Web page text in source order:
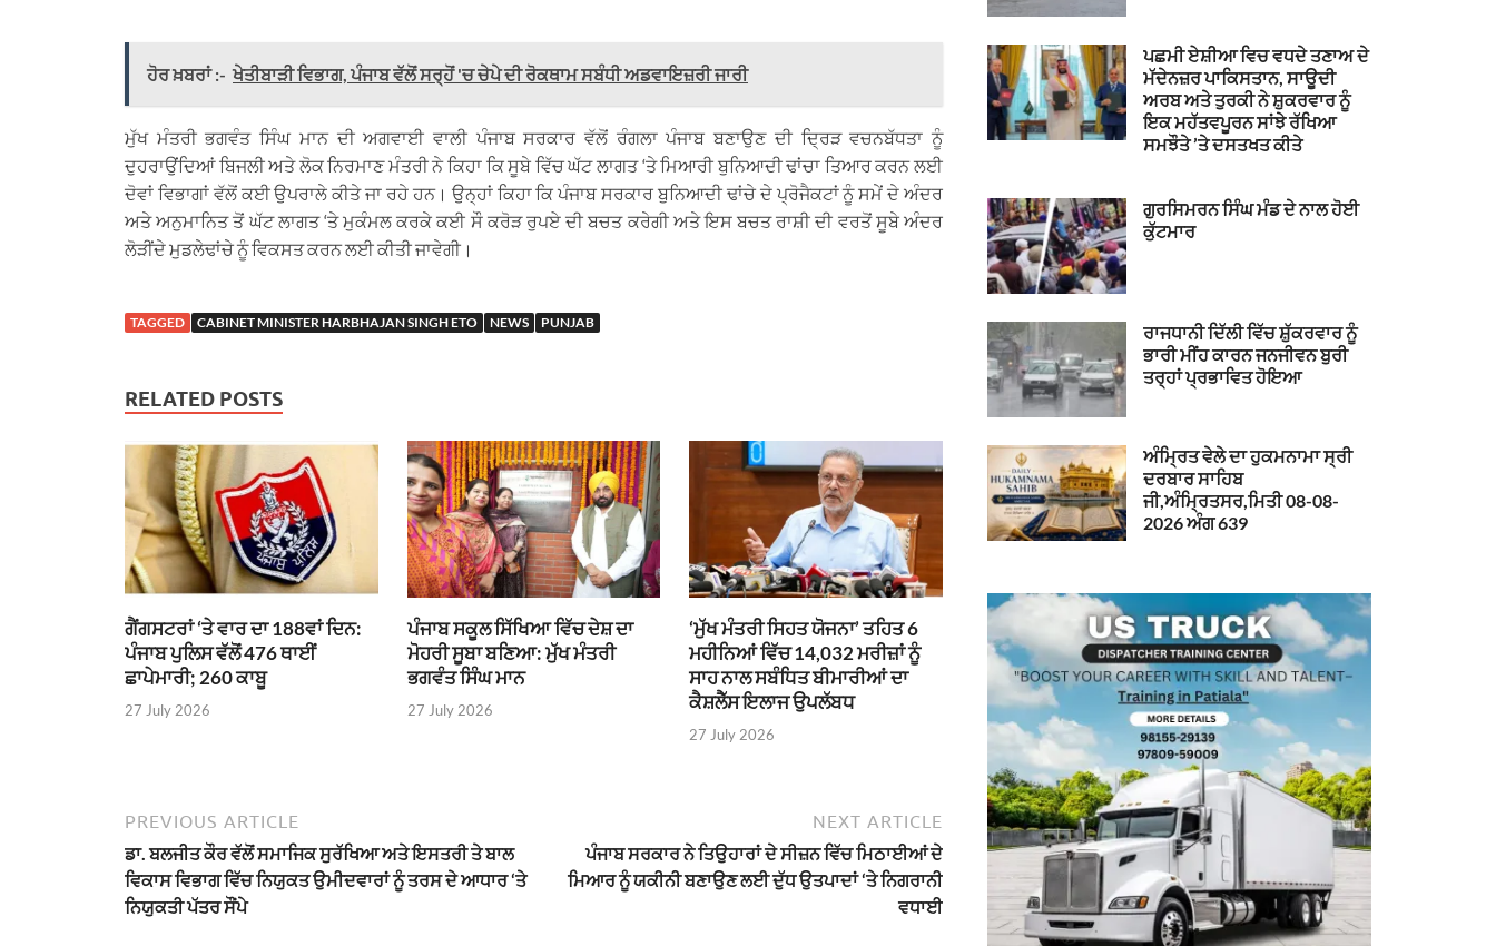
ਹੋਰ ਖ਼ਬਰਾਂ :- ਖੇਤੀਬਾੜੀ ਵਿਭਾਗ, ਪੰਜਾਬ ਵੱਲੋਂ ਸਰ੍ਹੋਂ 'ਚ ਚੇਪੇ ਦੀ ਰੋਕਥਾਮ ਸਬੰਧੀ ਅਡਵਾਇਜ਼ਰੀ ਜਾਰੀ
ਮੁੱਖ ਮੰਤਰੀ ਭਗਵੰਤ ਸਿੰਘ ਮਾਨ ਦੀ ਅਗਵਾਈ ਵਾਲੀ ਪੰਜਾਬ ਸਰਕਾਰ ਵੱਲੋਂ ਰੰਗਲਾ ਪੰਜਾਬ ਬਣਾਉਣ ਦੀ ਦ੍ਰਿੜ ਵਚਨਬੱਧਤਾ ਨੂੰ
ਦੁਹਰਾਉਂਦਿਆਂ ਬਿਜਲੀ ਅਤੇ ਲੋਕ ਨਿਰਮਾਣ ਮੰਤਰੀ ਨੇ ਕਿਹਾ ਕਿ ਸੂਬੇ ਵਿੱਚ ਘੱਟ ਲਾਗਤ ‘ਤੇ ਮਿਆਰੀ ਬੁਨਿਆਦੀ ਢਾਂਚਾ ਤਿਆਰ ਕਰਨ ਲਈ
ਦੋਵਾਂ ਵਿਭਾਗਾਂ ਵੱਲੋਂ ਕਈ ਉਪਰਾਲੇ ਕੀਤੇ ਜਾ ਰਹੇ ਹਨ। ਉਨ੍ਹਾਂ ਕਿਹਾ ਕਿ ਪੰਜਾਬ ਸਰਕਾਰ ਬੁਨਿਆਦੀ ਢਾਂਚੇ ਦੇ ਪ੍ਰੋਜੈਕਟਾਂ ਨੂੰ ਸਮੇਂ ਦੇ ਅੰਦਰ
ਅਤੇ ਅਨੁਮਾਨਿਤ ਤੋਂ ਘੱਟ ਲਾਗਤ ‘ਤੇ ਮੁਕੰਮਲ ਕਰਕੇ ਕਈ ਸੌ ਕਰੋੜ ਰੁਪਏ ਦੀ ਬਚਤ ਕਰੇਗੀ ਅਤੇ ਇਸ ਬਚਤ ਰਾਸ਼ੀ ਦੀ ਵਰਤੋਂ ਸੂਬੇ ਅੰਦਰ
ਲੋੜੀਂਦੇ ਮੁਡਲੇਢਾਂਚੇ ਨੂੰ ਵਿਕਸਤ ਕਰਨ ਲਈ ਕੀਤੀ ਜਾਵੇਗੀ।
TAGGED CABINET MINISTER HARBHAJAN SINGH ETO NEWS PUNJAB
RELATED POSTS
ਗੈਂਗਸਟਰਾਂ ‘ਤੇ ਵਾਰ ਦਾ 188ਵਾਂ ਦਿਨ:
ਪੰਜਾਬ ਪੁਲਿਸ ਵੱਲੋਂ 476 ਥਾਈਂ
ਛਾਪੇਮਾਰੀ; 260 ਕਾਬੂ
27 July 2026
ਪੰਜਾਬ ਸਕੂਲ ਸਿੱਖਿਆ ਵਿੱਚ ਦੇਸ਼ ਦਾ
ਮੋਹਰੀ ਸੂਬਾ ਬਣਿਆ: ਮੁੱਖ ਮੰਤਰੀ
ਭਗਵੰਤ ਸਿੰਘ ਮਾਨ
27 July 2026
‘ਮੁੱਖ ਮੰਤਰੀ ਸਿਹਤ ਯੋਜਨਾ’ ਤਹਿਤ 6
ਮਹੀਨਿਆਂ ਵਿੱਚ 14,032 ਮਰੀਜ਼ਾਂ ਨੂੰ
ਸਾਹ ਨਾਲ ਸਬੰਧਿਤ ਬੀਮਾਰੀਆਂ ਦਾ
ਕੈਸ਼ਲੈੱਸ ਇਲਾਜ ਉਪਲੱਬਧ
27 July 2026
PREVIOUS ARTICLE
ਡਾ. ਬਲਜੀਤ ਕੌਰ ਵੱਲੋਂ ਸਮਾਜਿਕ ਸੁਰੱਖਿਆ ਅਤੇ ਇਸਤਰੀ ਤੇ ਬਾਲ
ਵਿਕਾਸ ਵਿਭਾਗ ਵਿੱਚ ਨਿਯੁਕਤ ਉਮੀਦਵਾਰਾਂ ਨੂੰ ਤਰਸ ਦੇ ਆਧਾਰ ‘ਤੇ
ਨਿਯੁਕਤੀ ਪੱਤਰ ਸੌਂਪੇ
NEXT ARTICLE
ਪੰਜਾਬ ਸਰਕਾਰ ਨੇ ਤਿਉਹਾਰਾਂ ਦੇ ਸੀਜ਼ਨ ਵਿੱਚ ਮਿਠਾਈਆਂ ਦੇ
ਮਿਆਰ ਨੂੰ ਯਕੀਨੀ ਬਣਾਉਣ ਲਈ ਦੁੱਧ ਉਤਪਾਦਾਂ ‘ਤੇ ਨਿਗਰਾਨੀ
ਵਧਾਈ
ਪਛਮੀ ਏਸ਼ੀਆ ਵਿਚ ਵਧਦੇ ਤਣਾਅ ਦੇ
ਮੱਦੇਨਜ਼ਰ ਪਾਕਿਸਤਾਨ, ਸਾਊਦੀ
ਅਰਬ ਅਤੇ ਤੁਰਕੀ ਨੇ ਸ਼ੁਕਰਵਾਰ ਨੂੰ
ਇਕ ਮਹੱਤਵਪੂਰਨ ਸਾਂਝੇ ਰੱਖਿਆ
ਸਮਝੌਤੇ ’ਤੇ ਦਸਤਖਤ ਕੀਤੇ
ਗੁਰਸਿਮਰਨ ਸਿੰਘ ਮੰਡ ਦੇ ਨਾਲ ਹੋਈ
ਕੁੱਟਮਾਰ
ਰਾਜਧਾਨੀ ਦਿੱਲੀ ਵਿੱਚ ਸ਼ੁੱਕਰਵਾਰ ਨੂੰ
ਭਾਰੀ ਮੀਂਹ ਕਾਰਨ ਜਨਜੀਵਨ ਬੁਰੀ
ਤਰ੍ਹਾਂ ਪ੍ਰਭਾਵਿਤ ਹੋਇਆ
ਅੰਮ੍ਰਿਤ ਵੇਲੇ ਦਾ ਹੁਕਮਨਾਮਾ ਸ੍ਰੀ
ਦਰਬਾਰ ਸਾਹਿਬ
ਜੀ,ਅੰਮ੍ਰਿਤਸਰ,ਮਿਤੀ 08-08-
2026 ਅੰਗ 639